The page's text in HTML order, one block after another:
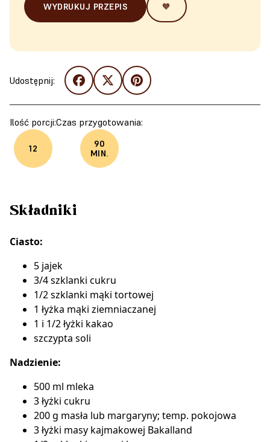
WYDRUKUJ PRZEPIS 🧡
Udostępnij:
Ilość porcji:
12
Czas przygotowania:
90
MIN.
Składniki
Ciasto:
5 jajek
3/4 szklanki cukru
1/2 szklanki mąki tortowej
1 łyżka mąki ziemniaczanej
1 i 1/2 łyżki kakao
szczypta soli
Nadzienie:
500 ml mleka
3 łyżki cukru
200 g masła lub margaryny; temp. pokojowa
3 łyżki masy kajmakowej Bakalland